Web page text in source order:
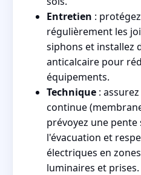
Entretien :
régulièrement les
siphons et installez
anticalcaire pour
équipements.
Technique :
continue
prévoyez une
l'évacuation et
électriques en
luminaires et prises.